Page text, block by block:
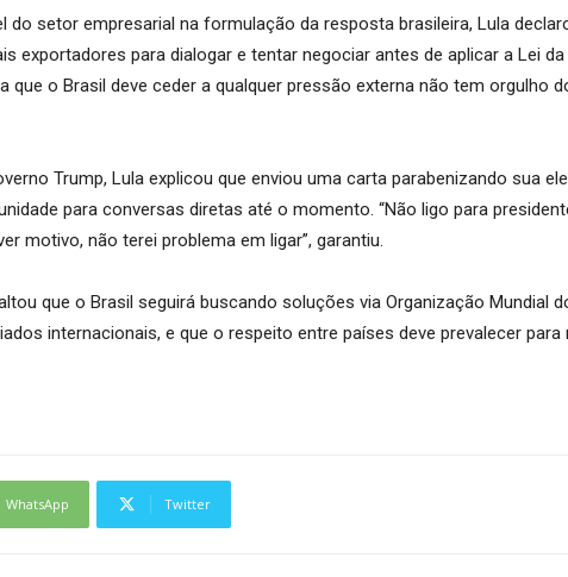
do setor empresarial na formulação da resposta brasileira, Lula
exportadores para dialogar e tentar negociar antes de aplicar a Lei da
que o Brasil deve ceder a qualquer pressão externa não tem orgulho
Trump, Lula explicou que enviou uma carta parabenizando sua
para conversas diretas até o momento. “Não ligo para
motivo, não terei problema em ligar”, garantiu.
que o Brasil seguirá buscando soluções via Organização Mundial
internacionais, e que o respeito entre países deve prevalecer para
WhatsApp Twitter